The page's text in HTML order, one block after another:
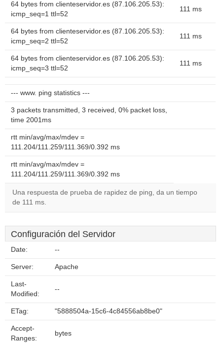
64 bytes from clienteservidor.es (87.106.205.53):
icmp_seq=1 ttl=52
111 ms
64 bytes from clienteservidor.es (87.106.205.53):
icmp_seq=2 ttl=52
111 ms
64 bytes from clienteservidor.es (87.106.205.53):
icmp_seq=3 ttl=52
111 ms
--- www. ping statistics ---
3 packets transmitted, 3 received, 0% packet loss,
time 2001ms
rtt min/avg/max/mdev =
111.204/111.259/111.369/0.392 ms
rtt min/avg/max/mdev =
111.204/111.259/111.369/0.392 ms
Una respuesta de prueba de rapidez de ping, da un tiempo
de 111 ms.
Configuración del Servidor
Date: --
Server: Apache
Last-
Modified:
--
ETag: "5888504a-15c6-4c84556ab8be0"
Accept-
Ranges:
bytes